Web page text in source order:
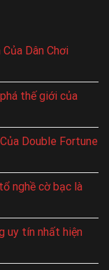
Dân Chơi
thế giới của
Double Fortune
nghề cờ bạc là
uy tín nhất hiện